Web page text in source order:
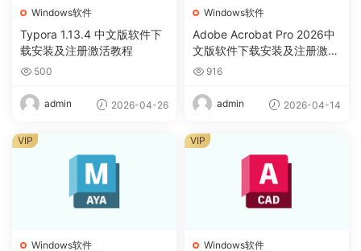
Windows软件
Typora 1.13.4 中文版软件下
载安装及注册激活教程
500
admin 2026-04-26
Windows软件
Adobe Acrobat Pro 2026中
文版软件下载安装及注册激活
教程916
admin 2026-04-14
Windows软件
VIP
Windows软件
VIP